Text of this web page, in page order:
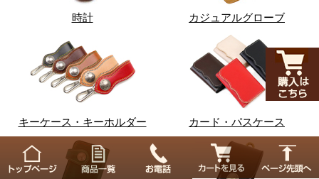
時計 カジュアルグローブ
キーケース・キーホルダー カード・パスケース